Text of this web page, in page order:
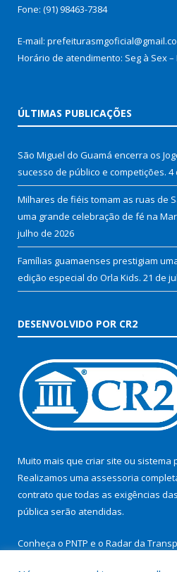
Fone: (91) 98463-7384
E-mail:
Horário de atendimento: Seg à Sex –
ÚLTIMAS PUBLICAÇÕES
São Miguel do Guamá encerra os
sucesso de público e competições. 4
Milhares de fiéis tomam as ruas de
uma grande celebração de fé na
julho de 2026
Famílias guamaenses prestigiam
edição especial do Orla Kids. 21 de
DESENVOLVIDO POR CR2
Muito mais que criar site ou sistema
Realizamos uma assessoria
contrato que todas as exigências das
pública serão atendidas.
Conheça o PNTP e o Radar da